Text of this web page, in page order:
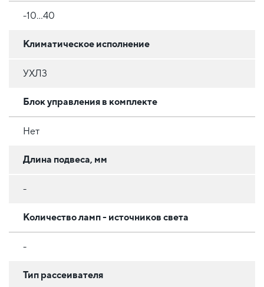
-10...40
Климатическое исполнение
УХЛ3
Блок управления в комплекте
Нет
Длина подвеса, мм
-
Количество ламп - источников света
-
Тип рассеивателя